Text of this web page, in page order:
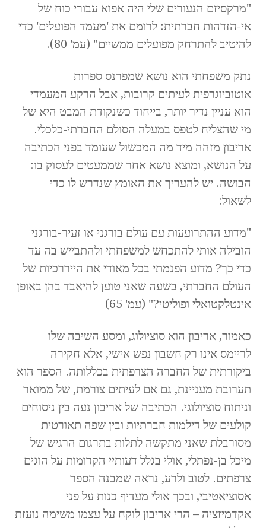
"מרקסיזם הנעורים שלי היה אפוא עבורי כוח של
אי-הזדהות חברתית: לרומם את 'מעמד הפועלים' כדי
להיטיב להתרחק מפועלים ממשיים" (עמ' 80).
נתק משפחתי הוא נושא שמפרנס ספרות
אוטוביוגרפית לעיתים קרובות, אבל הרקע המעמדי
הוא עניין נדיר יותר, בייחוד כשנקודת המבט היא של
מי שהצליח לטפס במעלה הסולם החברתי-כלכלי.
אריבון מזהה מיד מה המכשול שעומד בפני הכתיבה
על הנושא, ומוצא נושא אחר שממעטים לעסוק בו:
הבושה. יש להעריך את האומץ שנדרש לו כדי
לשאול:
"מדוע ההתרועעות עם עולם בורגני או זעיר-בורגני
הובילה אותי להתכחש למשפחתי ולהתבייש בה עד
כדי כך? מדוע הפנמתי בכל מאודי את הייררכיות של
העולם החברתי, בשעה שאני טוען להיאבד בהן באופן
אינטלקטואלי ופוליטי?" (עמ' 65)
כאמור, אריבון הוא סוציולוג, ומסע השיבה שלו
לריימס אינו רק חשבון נפש אישי, אלא חקירה
ביקורתית של החברה הצרפתית בכללותה. הספר הוא
תערובת מעניינת, גם אם לעיתים צורמת, של ממואר
וניתוח סוציולוגי. הכתיבה של אריבון נעה בין ניסוחים
קולעים של דילמות חברתיות ובין שפה תאורטית
מסורבלת שאני מתקשה לתלות בתרגום הרגיש של
מיכל בן-נפתלי, אולי בגלל דעותיי הקדומות על הוגים
צרפתים. לטוב ולרע, נראה שמבנה הספר
אסוציאטיבי, ובכך אולי מעדיף כנות על פני
אקדמיזציה – הרי אריבון לוקח על עצמו משימה נועזת